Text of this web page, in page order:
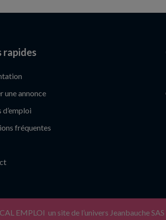
rapides
une annonce
fréquentes
EMPLOI un site de l’univers Jeanbauche SAS